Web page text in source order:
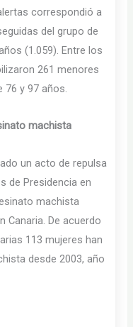
correspondió a
del grupo de
(1.059). Entre los
261 menores
y 97 años.
machista
un acto de repulsa
de Presidencia en
machista
Canaria. De acuerdo
113 mujeres han
desde 2003, año